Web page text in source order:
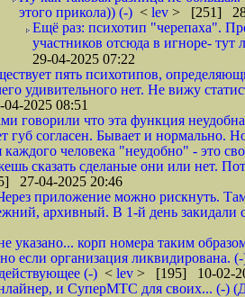
этого прикола)) (-) < lev > [251]
Ещё раз: психотип "черепаха".
участников отсюда в игноре-
29-04-2025 07:22
пять психотипов,
удивительного нет. Не вижу
04-2025 08:51
говорили что эта функция
губ согласен. Бывает и нормально.
каждого человека "неудобно" - это
сказать сделаные они или нет.
27-04-2025 20:46
приложение можно рискнуть.
архивный. В 1-й день
указано... корп номера таким
если организация ликвидирована.
(-) < lev > [195] 10-02-
и СуперМТС для своих... (-)